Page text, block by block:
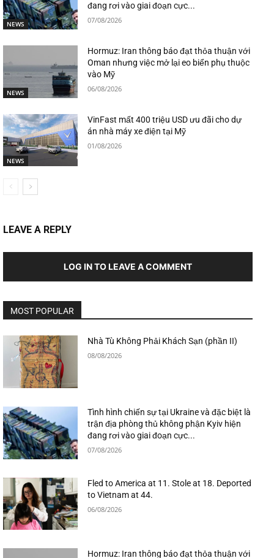
NEWS
đang rơi vào giai đoạn cực...
07/08/2026
NEWS
Hormuz: Iran thông báo đạt thỏa thuận với
Oman nhưng việc mở lại eo biển phụ thuộc
vào Mỹ
06/08/2026
NEWS
VinFast mất 400 triệu USD ưu đãi cho dự
án nhà máy xe điện tại Mỹ
01/08/2026
LEAVE A REPLY
LOG IN TO LEAVE A COMMENT
MOST POPULAR
Nhà Tù Không Phải Khách Sạn (phần II)
08/08/2026
Tình hình chiến sự tại Ukraine và đặc biệt là
trận địa phòng thủ không phận Kyiv hiện
đang rơi vào giai đoạn cực...
07/08/2026
Fled to America at 11. Stole at 18. Deported
to Vietnam at 44.
06/08/2026
Hormuz: Iran thông báo đạt thỏa thuận với